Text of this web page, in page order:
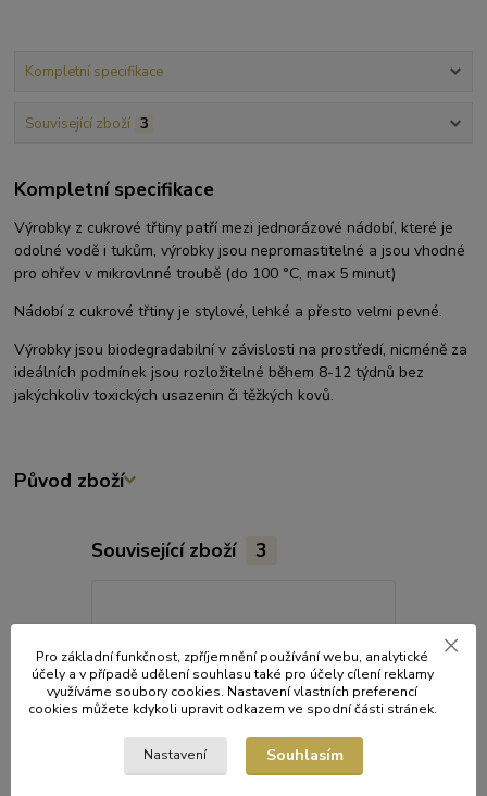
Kompletní specifikace
Související zboží 3
Kompletní specifikace
Výrobky z cukrové třtiny patří mezi jednorázové nádobí, které je
odolné vodě i tukům, výrobky jsou nepromastitelné a jsou vhodné
pro ohřev v mikrovlnné troubě (do 100 °C, max 5 minut)
Nádobí z cukrové třtiny je stylové, lehké a přesto velmi pevné.
Výrobky jsou biodegradabilní v závislosti na prostředí, nicméně za
ideálních podmínek jsou rozložitelné během 8-12 týdnů bez
jakýchkoliv toxických usazenin či těžkých kovů.
Původ zboží
Související zboží 3
Pro základní funkčnost, zpříjemnění používání webu, analytické
účely a v případě udělení souhlasu také pro účely cílení reklamy
využíváme soubory cookies. Nastavení vlastních preferencí
cookies můžete kdykoli upravit odkazem ve spodní části stránek.
Nastavení Souhlasím